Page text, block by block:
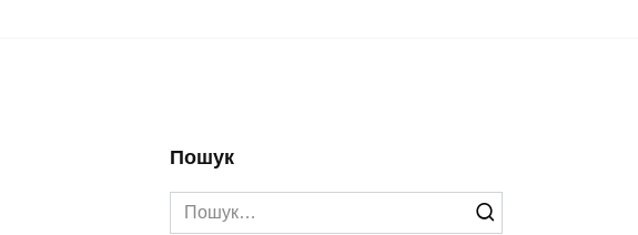
Пошук
Search
for: